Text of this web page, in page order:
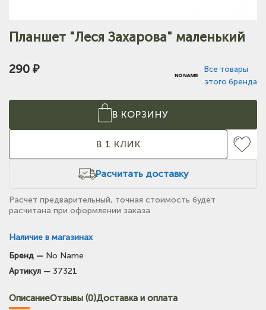
Планшет "Леся Захарова" маленький
290 ₽
Все товары
этого бренда
В КОРЗИНУ
В 1 КЛИК
Расчитать доставку
Наличие в магазинах
Тел: +7-3852-721-001
Бренд — No Name
Артикул — 37321
Расчет предварительный, точная стоимость будет
расчитана при оформлении заказа
ОписаниеОтзывы (0)Доставка и оплата